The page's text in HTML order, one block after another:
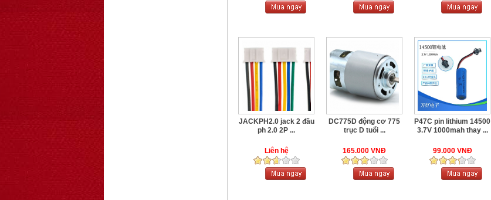
JACKPH2.0 jack 2 đầu
ph 2.0 2P ...
Liên hệ
DC775D động cơ 775
trục D tuổi ...
165.000 VNĐ
P47C pin lithium 14500
3.7V 1000mah thay ...
99.000 VNĐ